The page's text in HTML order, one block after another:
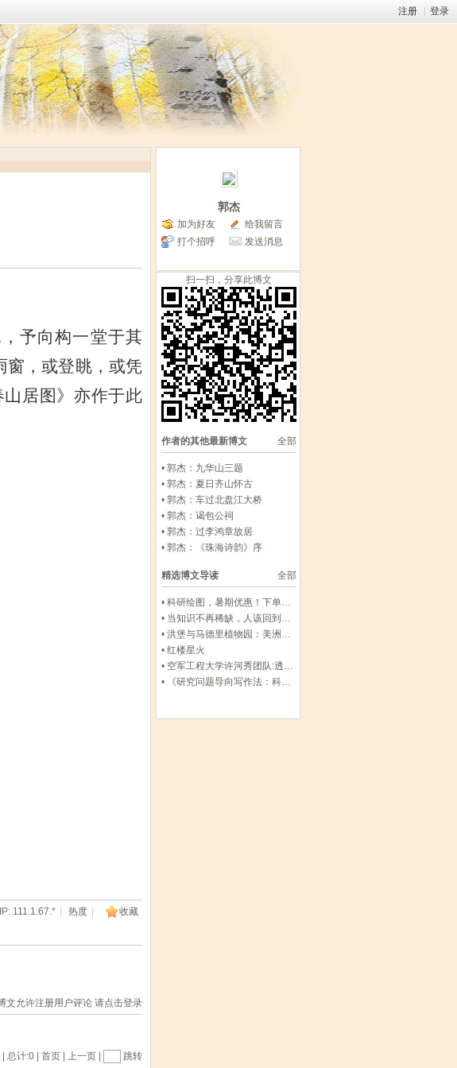
注册 登录
予向构一堂于其
窗，或登眺，或凭
居图》亦作于此
收藏
IP: 111.1.67.* 热度
文允许注册用户评论 请点击登录
| 总计:0 | 首页 | 上一页 | 跳转
郭杰
加为好友
给我留言
打个招呼
发送消息
扫一扫，分享此博文
全部
作者的其他最新博文
• 郭杰：九华山三题
• 郭杰：夏日齐山怀古
• 郭杰：车过北盘江大桥
• 郭杰：谒包公祠
• 郭杰：过李鸿章故居
• 郭杰：《珠海诗韵》序
全部
精选博文导读
• 科研绘图，暑期优惠！下单立减500元
• 当知识不再稀缺，人该回到哪里？——准大学生的暑假，请留白
• 洪堡与马德里植物园：美洲生物地理学诞生的西班牙根基
• 红楼星火
• 空军工程大学许河秀团队:透明混沌编码超表面，解锁雷达-红外兼容隐身多尺度设计
•
《研究问题导向写作法：科研萌新首篇SCI/SSCI通关笔记》前言